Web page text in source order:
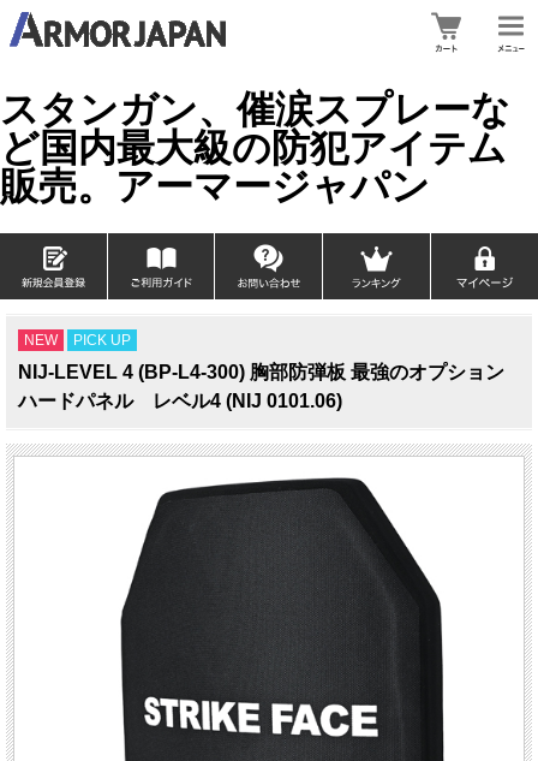
スタンガン、催涙スプレーな
ど国内最大級の防犯アイテム
販売。アーマージャパン
NEW PICK UP
NIJ-LEVEL 4 (BP-L4-300) 胸部防弾板 最強のオプション
ハードパネル レベル4 (NIJ 0101.06)